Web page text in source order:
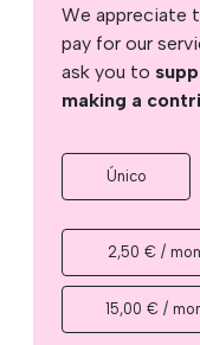
We appreciate
pay for our
ask you to
making a
Único
2,50 € /
15,00 € /